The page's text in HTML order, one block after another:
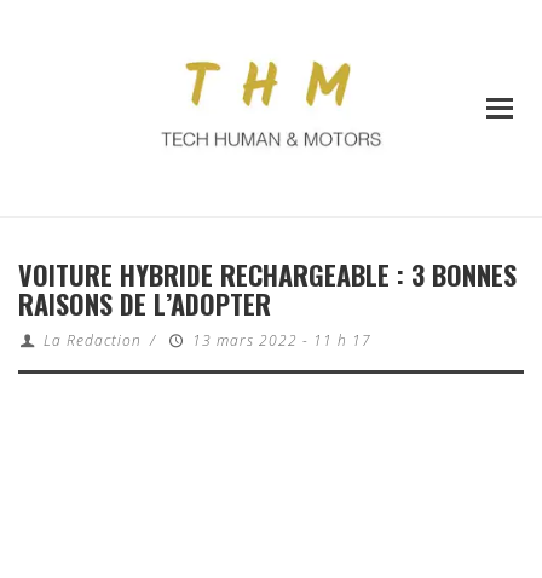
VOITURE HYBRIDE RECHARGEABLE : 3 BONNES
RAISONS DE L’ADOPTER
La Redaction / 13 mars 2022 - 11 h 17